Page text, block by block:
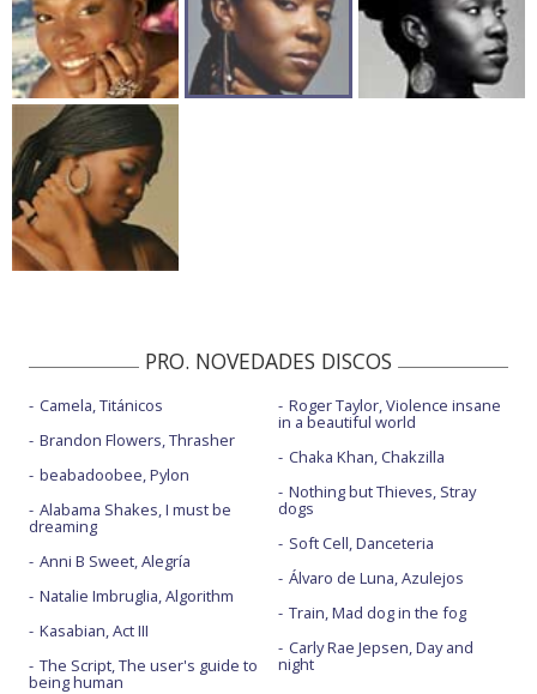
PRO. NOVEDADES DISCOS
Camela, Titánicos
Brandon Flowers, Thrasher
beabadoobee, Pylon
Alabama Shakes, I must be
dreaming
Anni B Sweet, Alegría
Natalie Imbruglia, Algorithm
Kasabian, Act III
The Script, The user's guide to
being human
Roger Taylor, Violence insane
in a beautiful world
Chaka Khan, Chakzilla
Nothing but Thieves, Stray
dogs
Soft Cell, Danceteria
Álvaro de Luna, Azulejos
Train, Mad dog in the fog
Carly Rae Jepsen, Day and
night